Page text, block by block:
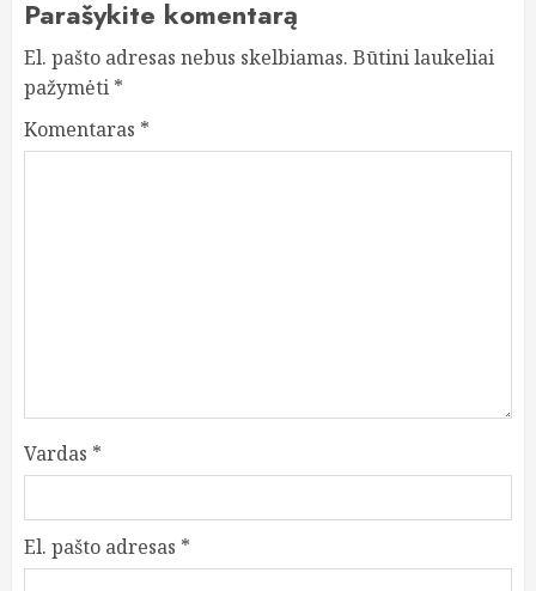
Parašykite komentarą
El. pašto adresas nebus skelbiamas. Būtini laukeliai
pažymėti *
Komentaras *
Vardas *
El. pašto adresas *